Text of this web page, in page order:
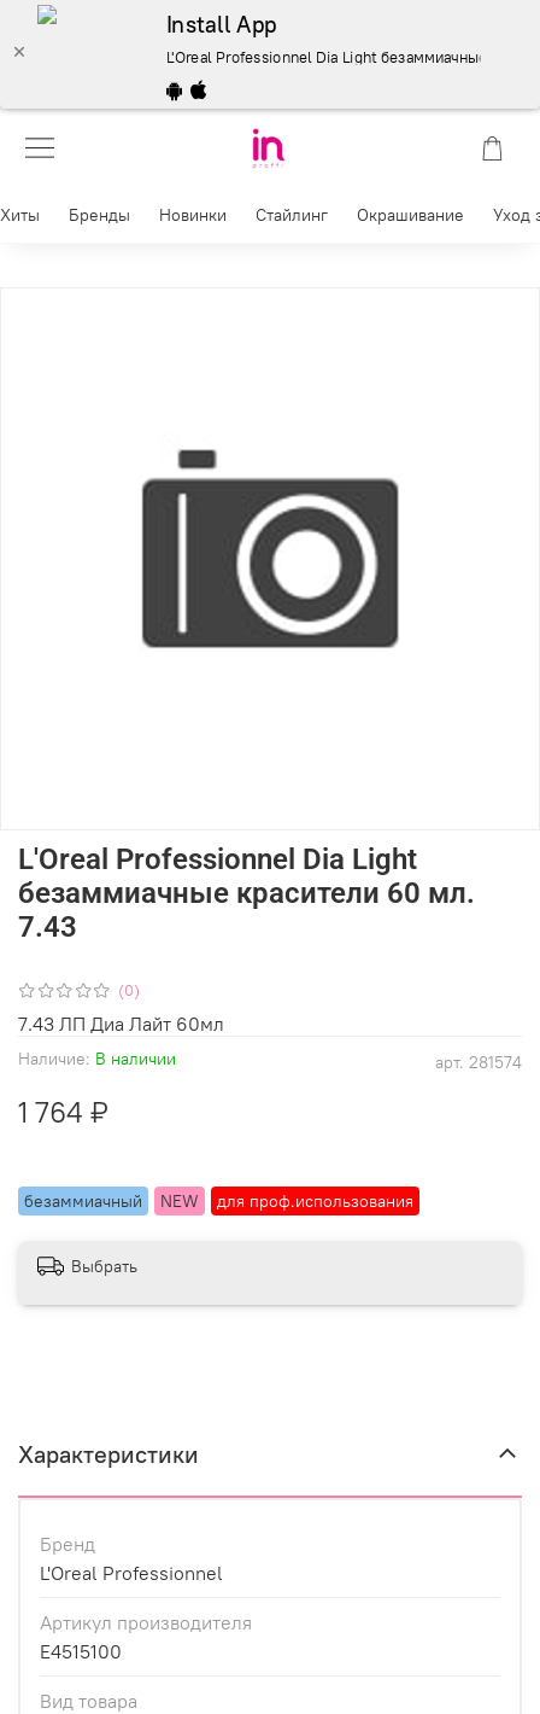
Install App
L'Oreal Professionnel Dia Light безаммиачные
Хиты Бренды Новинки Стайлинг Окрашивание Уход
(0)
арт. 281574
Наличие: В наличии
безаммиачный NEW для проф.использования
L'Oreal Professionnel Dia Light
безаммиачные красители 60 мл.
7.43
1 764 ₽
7.43 ЛП Диа Лайт 60мл
Выбрать
Характеристики
Бренд
L'Oreal Professionnel
Артикул производителя
E4515100
Вид товара